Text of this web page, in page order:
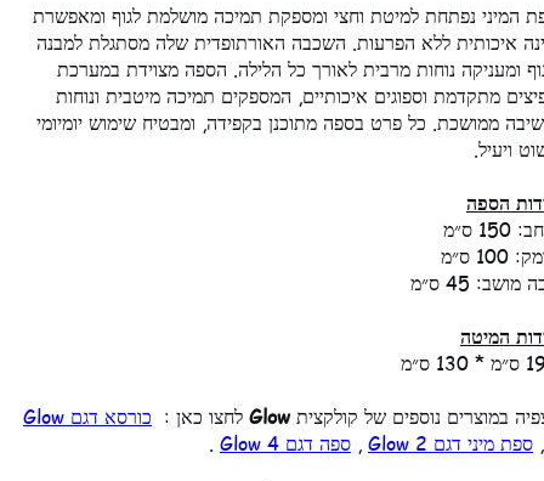
המיני נפתחת למיטת וחצי ומספקת תמיכה מושלמת לגוף ומאפשרת
איכותית ללא הפרעות. השכבה האורתופדית שלה מסתגלת למבנה
ומעניקה נוחות מרבית לאורך כל הלילה. הספה מצוידת במערכת
מתקדמת וספוגים איכותיים, המספקים תמיכה מיטבית ונוחות
ממושכת. כל פרט בספה מתוכנן בקפידה, ומבטיח שימוש יומיומי
ויעיל.
הספה
ס״מ
ס״מ
מושב: 45 ס״מ
המיטה
ס״מ
במוצרים נוספים של קולקציתGlow לחצו כאן :
כורסא דגם Glow
ספת מיני דגם Glow 2 , ספה דגם Glow 4
.